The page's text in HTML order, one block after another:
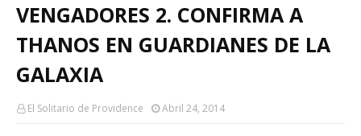
VENGADORES 2. CONFIRMA A
THANOS EN GUARDIANES DE LA
GALAXIA
El Solitario de Providence Abril 24, 2014